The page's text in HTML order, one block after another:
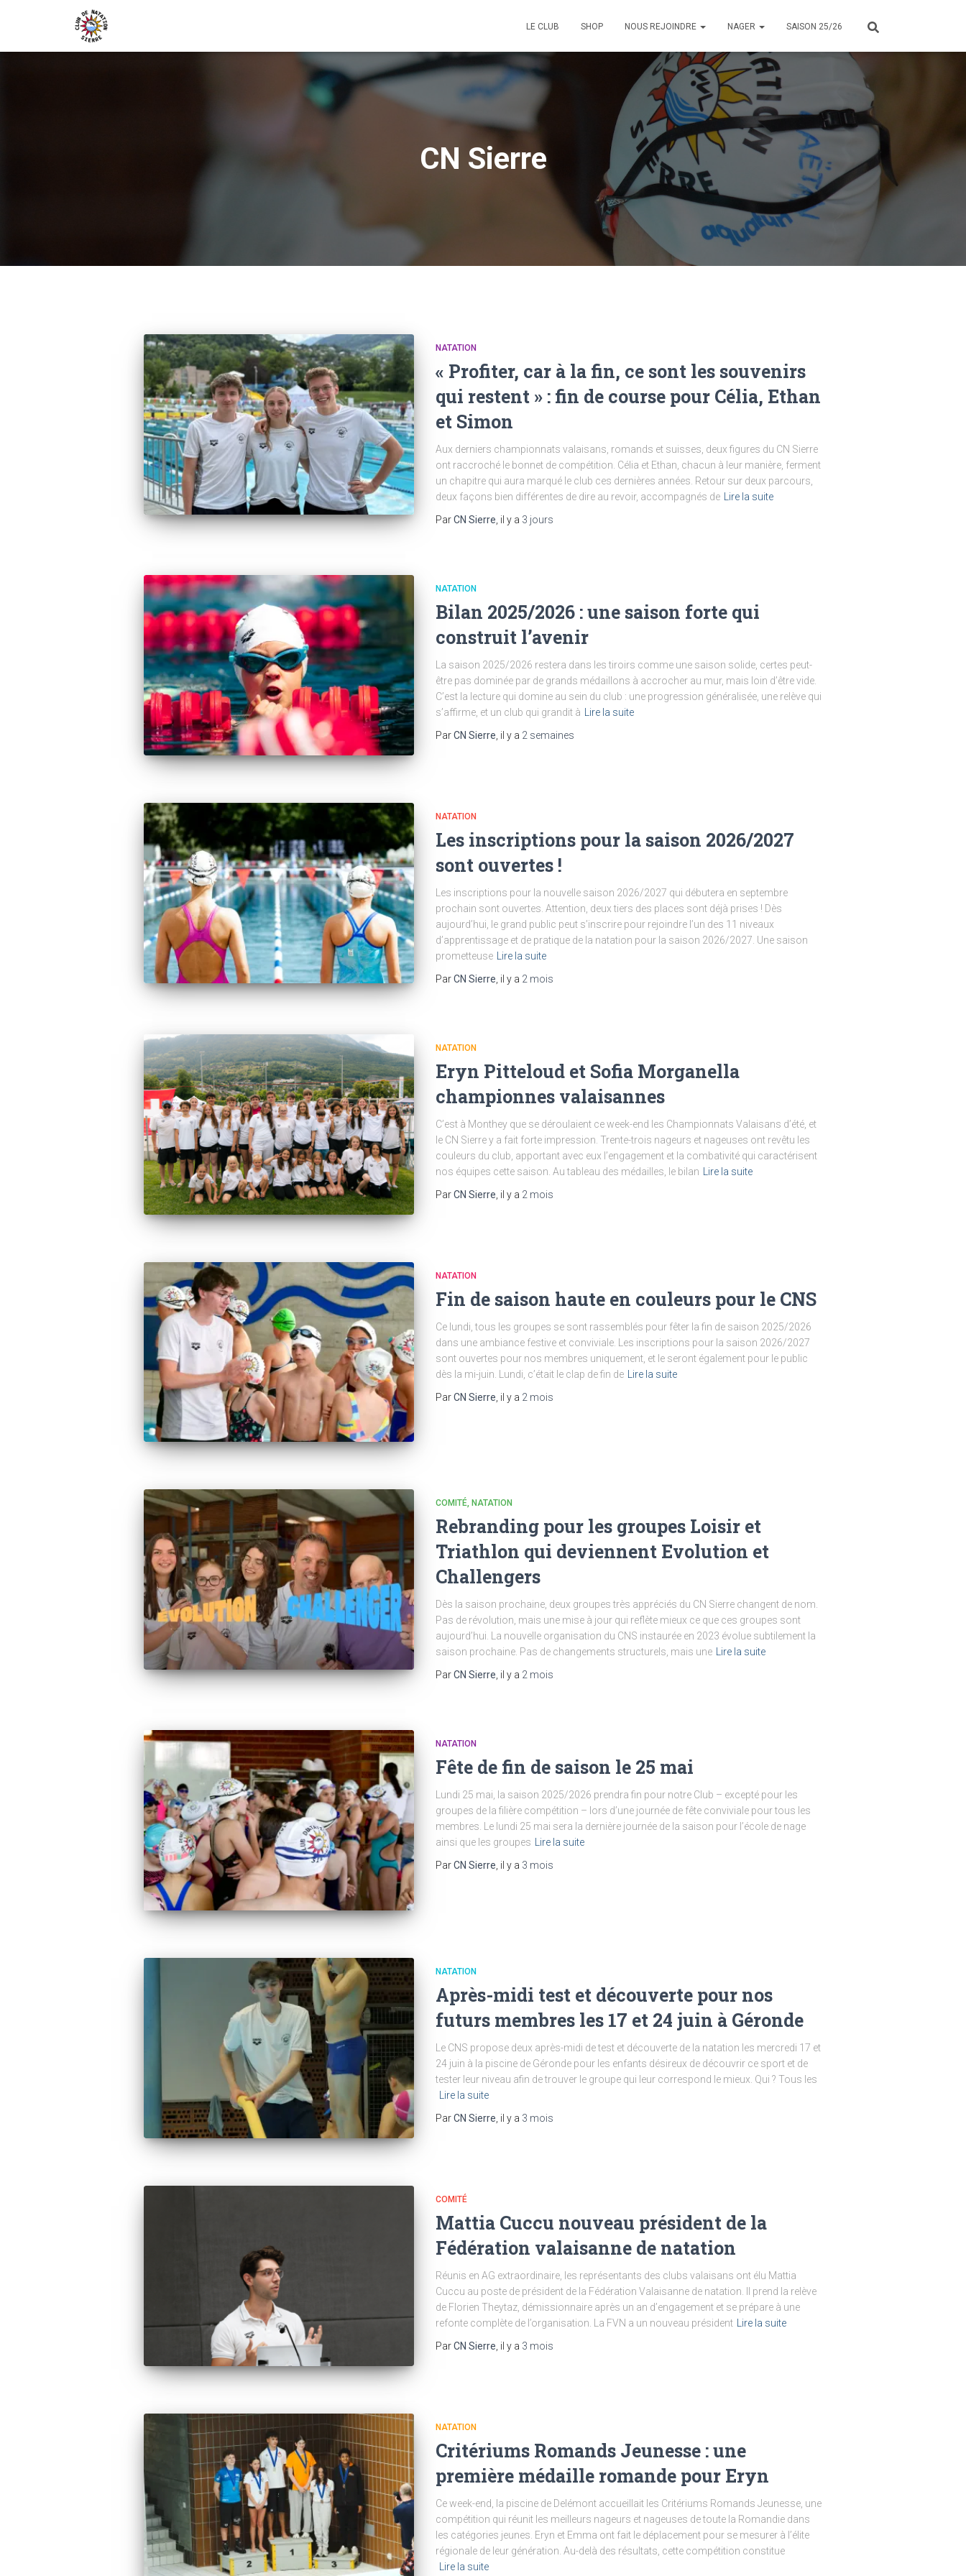
LE CLUB SHOP NOUS REJOINDRE NAGER SAISON 25/26
CN Sierre
NATATION
« Profiter, car à la fin, ce sont les souvenirs
qui restent » : fin de course pour Célia, Ethan
et Simon
Aux derniers championnats valaisans, romands et suisses, deux figures du CN Sierre
ont raccroché le bonnet de compétition. Célia et Ethan, chacun à leur manière, ferment
un chapitre qui aura marqué le club ces dernières années. Retour sur deux parcours,
deux façons bien différentes de dire au revoir, accompagnés de
Lire la suite
ParCN Sierre , il y a 3 jours
NATATION
Bilan 2025/2026 : une saison forte qui
construit l’avenir
La saison 2025/2026 restera dans les tiroirs comme une saison solide, certes peut-
être pas dominée par de grands médaillons à accrocher au mur, mais loin d’être vide.
C’est la lecture qui domine au sein du club : une progression généralisée, une relève qui
s’affirme, et un club qui grandit à
Lire la suite
ParCN Sierre , il y a 2 semaines
NATATION
Les inscriptions pour la saison 2026/2027
sont ouvertes !
Les inscriptions pour la nouvelle saison 2026/2027 qui débutera en septembre
prochain sont ouvertes. Attention, deux tiers des places sont déjà prises ! Dès
aujourd’hui, le grand public peut s’inscrire pour rejoindre l’un des 11 niveaux
d’apprentissage et de pratique de la natation pour la saison 2026/2027. Une saison
prometteuse
Lire la suite
ParCN Sierre , il y a 2 mois
NATATION
Eryn Pitteloud et Sofia Morganella
championnes valaisannes
C’est à Monthey que se déroulaient ce week-end les Championnats Valaisans d’été, et
le CN Sierre y a fait forte impression. Trente-trois nageurs et nageuses ont revêtu les
couleurs du club, apportant avec eux l’engagement et la combativité qui caractérisent
nos équipes cette saison. Au tableau des médailles, le bilan
Lire la suite
ParCN Sierre , il y a 2 mois
NATATION
Fin de saison haute en couleurs pour le CNS
Ce lundi, tous les groupes se sont rassemblés pour fêter la fin de saison 2025/2026
dans une ambiance festive et conviviale. Les inscriptions pour la saison 2026/2027
sont ouvertes pour nos membres uniquement, et le seront également pour le public
dès la mi-juin. Lundi, c’était le clap de fin de
Lire la suite
ParCN Sierre , il y a 2 mois
COMITÉ NATATION
Rebranding pour les groupes Loisir et
Triathlon qui deviennent Evolution et
Challengers
Dès la saison prochaine, deux groupes très appréciés du CN Sierre changent de nom.
Pas de révolution, mais une mise à jour qui reflète mieux ce que ces groupes sont
aujourd’hui. La nouvelle organisation du CNS instaurée en 2023 évolue subtilement la
saison prochaine. Pas de changements structurels, mais une Lire la suite
ParCN Sierre, il y a 2 mois
NATATION
Fête de fin de saison le 25 mai
Lundi 25 mai, la saison 2025/2026 prendra fin pour notre Club – excepté pour les
groupes de la filière compétition – lors d’une journée de fête conviviale pour tous les
membres. Le lundi 25 mai sera la dernière journée de la saison pour l’école de nage
ainsi que les groupes Lire la suite
ParCN Sierre, il y a 3 mois
NATATION
Après-midi test et découverte pour nos
futurs membres les 17 et 24 juin à Géronde
Le CNS propose deux après-midi de test et découverte de la natation les mercredi 17 et
24 juin à la piscine de Géronde pour les enfants désireux de découvrir ce sport et de
tester leur niveau afin de trouver le groupe qui leur correspond le mieux. Qui ? Tous les
Lire la suite
ParCN Sierre, il y a 3 mois
COMITÉ
Mattia Cuccu nouveau président de la
Fédération valaisanne de natation
Réunis en AG extraordinaire, les représentants des clubs valaisans ont élu Mattia
Cuccu au poste de président de la Fédération Valaisanne de natation. Il prend la relève
de Florien Theytaz, démissionnaire après un an d’engagement et se prépare à une
refonte complète de l’organisation. La FVN a un nouveau président
Lire la suite
ParCN Sierre , il y a 3 mois
NATATION
Critériums Romands Jeunesse : une
première médaille romande pour Eryn
Ce week-end, la piscine de Delémont accueillait les Critériums Romands Jeunesse, une
compétition qui réunit les meilleurs nageurs et nageuses de toute la Romandie dans
les catégories jeunes. Eryn et Emma ont fait le déplacement pour se mesurer à l’élite
régionale de leur génération. Au-delà des résultats, cette compétition constitue
Lire la suite